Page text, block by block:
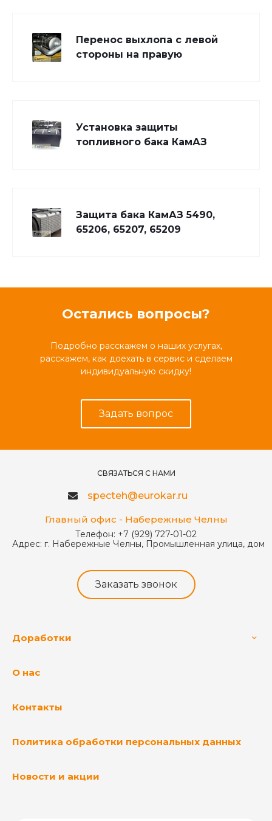
Перенос выхлопа с левой
стороны на правую
Установка защиты
топливного бака КамАЗ
Защита бака КамАЗ 5490,
65206, 65207, 65209
Остались вопросы?
Подробно расскажем о наших услугах,
расскажем, как доехать в сервис и сделаем
индивидуальную скидку!
Задать вопрос
СВЯЗАТЬСЯ С НАМИ
specteh@eurokar.ru
Главный офис - Набережные Челны
Телефон: +7 (929) 727-01-02
Адрес: г. Набережные Челны, Промышленная улица, дом
Заказать звонок
Доработки
О нас
Контакты
Политика обработки персональных данных
Новости и акции